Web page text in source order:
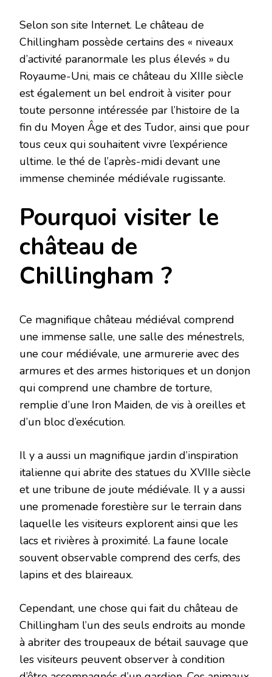
Selon son site Internet. Le château de
Chillingham possède certains des « niveaux
d’activité paranormale les plus élevés » du
Royaume-Uni, mais ce château du XIIIe siècle
est également un bel endroit à visiter pour
toute personne intéressée par l’histoire de la
fin du Moyen Âge et des Tudor, ainsi que pour
tous ceux qui souhaitent vivre l’expérience
ultime. le thé de l’après-midi devant une
immense cheminée médiévale rugissante.
Pourquoi visiter le
château de
Chillingham ?
Ce magnifique château médiéval comprend
une immense salle, une salle des ménestrels,
une cour médiévale, une armurerie avec des
armures et des armes historiques et un donjon
qui comprend une chambre de torture,
remplie d’une Iron Maiden, de vis à oreilles et
d’un bloc d’exécution.
Il y a aussi un magnifique jardin d’inspiration
italienne qui abrite des statues du XVIIIe siècle
et une tribune de joute médiévale. Il y a aussi
une promenade forestière sur le terrain dans
laquelle les visiteurs explorent ainsi que les
lacs et rivières à proximité. La faune locale
souvent observable comprend des cerfs, des
lapins et des blaireaux.
Cependant, une chose qui fait du château de
Chillingham l’un des seuls endroits au monde
à abriter des troupeaux de bétail sauvage que
les visiteurs peuvent observer à condition